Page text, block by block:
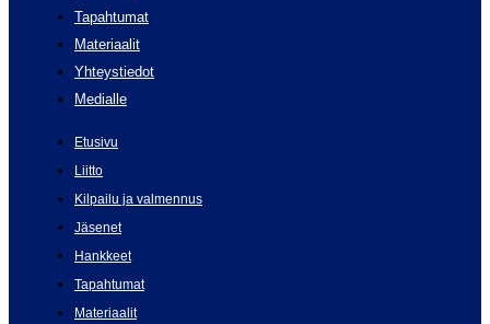
Tapahtumat
Materiaalit
Yhteystiedot
Medialle
Etusivu
Liitto
Kilpailu ja valmennus
Jäsenet
Hankkeet
Tapahtumat
Materiaalit